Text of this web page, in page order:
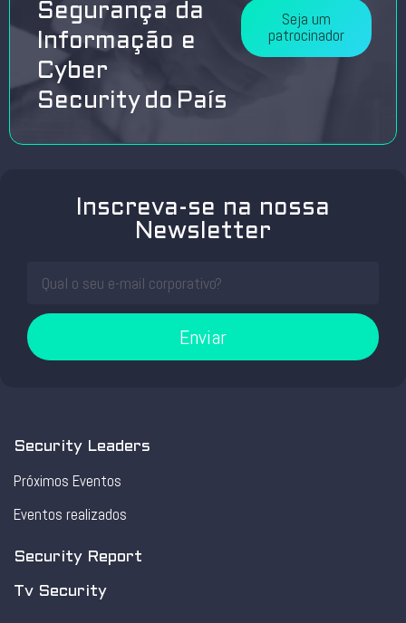
Segurança da
Informação e
Cyber
Security do País
Seja um
patrocinador
Inscreva-se na nossa
Newsletter
Enviar
Security Leaders
Próximos Eventos
Eventos realizados
Security Report
Tv Security